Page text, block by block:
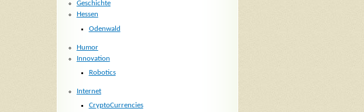
Geschichte
Hessen
Odenwald
Humor
Innovation
Robotics
Internet
CryptoCurrencies